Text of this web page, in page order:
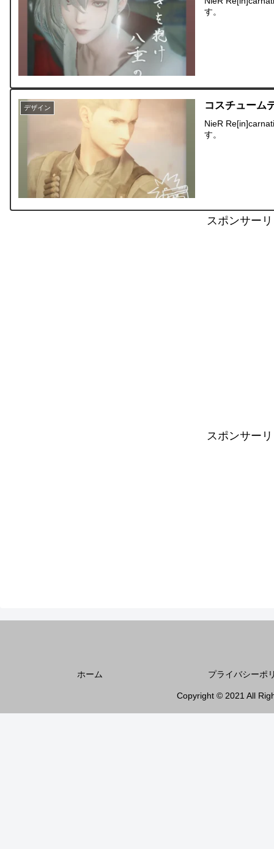
す。
デザイン コスチューム
NieR
す。
スポンサー
スポンサー
ホーム プライバシーポ
Copyright © 2021 All